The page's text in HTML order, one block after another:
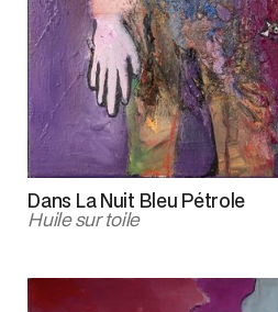
Dans La Nuit Bleu Pétrole
Huile sur toile